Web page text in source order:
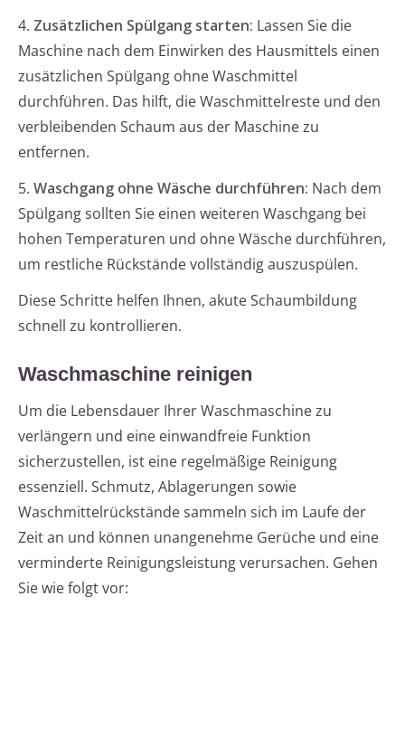
4. Zusätzlichen Spülgang starten: Lassen Sie die
Maschine nach dem Einwirken des Hausmittels einen
zusätzlichen Spülgang ohne Waschmittel
durchführen. Das hilft, die Waschmittelreste und den
verbleibenden Schaum aus der Maschine zu
entfernen.
5. Waschgang ohne Wäsche durchführen: Nach dem
Spülgang sollten Sie einen weiteren Waschgang bei
hohen Temperaturen und ohne Wäsche durchführen,
um restliche Rückstände vollständig auszuspülen.
Diese Schritte helfen Ihnen, akute Schaumbildung
schnell zu kontrollieren.
Waschmaschine reinigen
Um die Lebensdauer Ihrer Waschmaschine zu
verlängern und eine einwandfreie Funktion
sicherzustellen, ist eine regelmäßige Reinigung
essenziell. Schmutz, Ablagerungen sowie
Waschmittelrückstände sammeln sich im Laufe der
Zeit an und können unangenehme Gerüche und eine
verminderte Reinigungsleistung verursachen. Gehen
Sie wie folgt vor: